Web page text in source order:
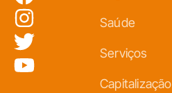
Saúde
Serviços
Capitalização